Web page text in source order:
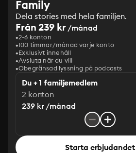
Family
Dela stories med hela familjen.
Från 239 kr/månad
2-6 konton
100 timmar/månad varje konto
Exklusivt innehåll
Avsluta när du vill
Obegränsad lyssning på podcasts
Du + 1 familjemedlem
2 konton
239 kr /månad
Starta erbjudandet